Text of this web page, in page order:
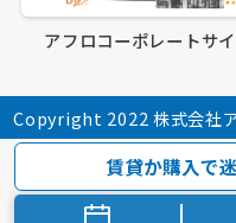
アフロコーポレートサ
Copyright 2022 株式会
賃貸か購入で